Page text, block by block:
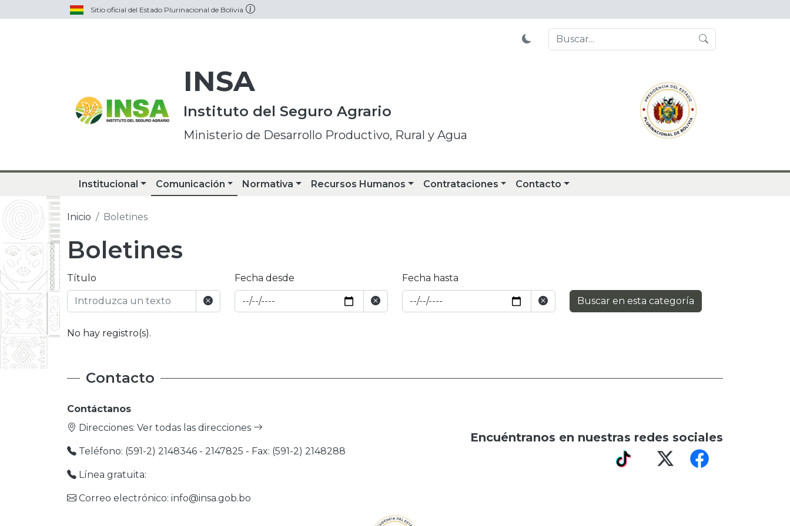
Sitio oficial del Estado Plurinacional de Bolivia
INSA
Instituto del Seguro Agrario
Ministerio de Desarrollo Productivo, Rural y Agua
Institucional Comunicación Normativa Recursos Humanos Contrataciones Contacto
Inicio Boletines
Boletines
Título Fecha desde Fecha hasta
Buscar en esta categoría
No hay registro(s).
Contacto
Contáctanos
Direcciones: Ver todas las direcciones
Teléfono: (591-2) 2148346 - 2147825 - Fax: (591-2) 2148288
Línea gratuita:
Correo electrónico: info@insa.gob.bo
Encuéntranos en nuestras redes sociales